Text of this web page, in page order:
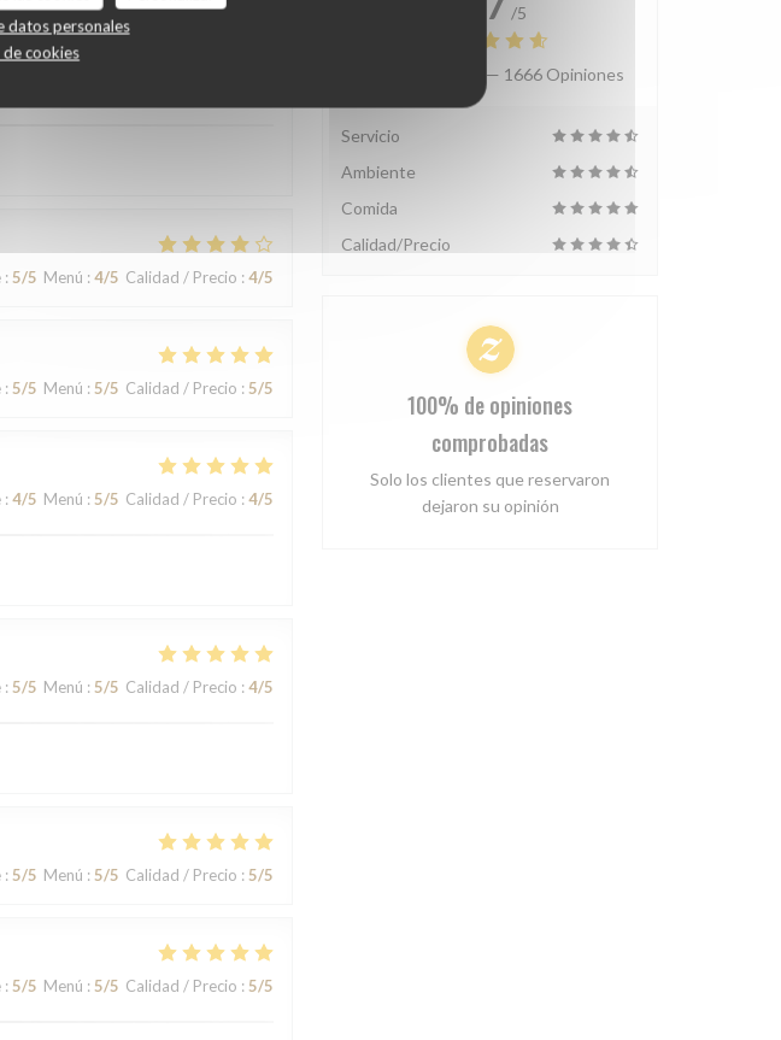
datos personales
cookies
: 5/5 Menú :4/5 Calidad / Precio : 4/5
: 5/5 Menú : 5/5 Calidad / Precio : 5/5
: 4/5 Menú : 5/5 Calidad / Precio : 4/5
: 5/5 Menú : 5/5 Calidad / Precio : 4/5
: 5/5 Menú : 5/5 Calidad / Precio : 5/5
: 5/5 Menú : 5/5 Calidad / Precio : 5/5
/5
Valoración media — 1666 Opiniones
Servicio
Ambiente
Comida
Calidad/Precio
100% de opiniones
comprobadas
Solo los clientes que reservaron
dejaron su opinión